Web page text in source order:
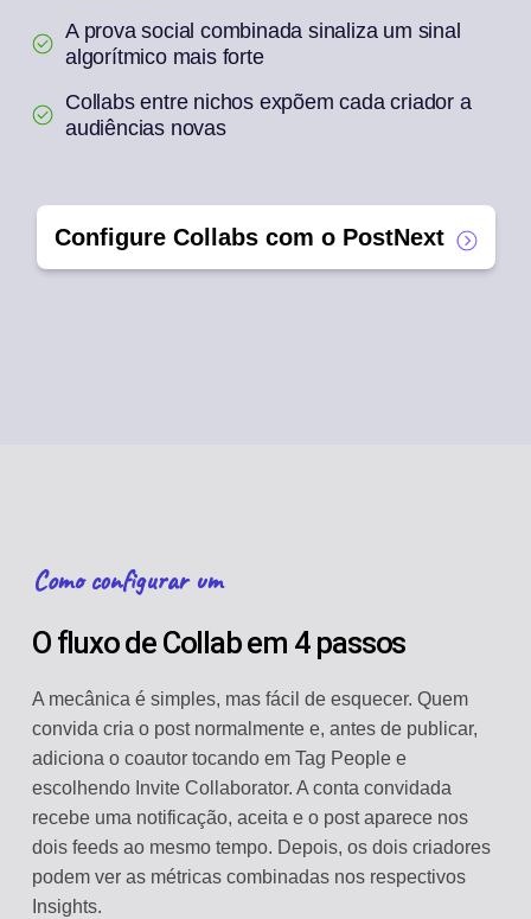
A prova social combinada sinaliza um sinal
algorítmico mais forte
Collabs entre nichos expõem cada criador a
audiências novas
Configure Collabs com o PostNext
Como configurar um
O fluxo de Collab em 4 passos
A mecânica é simples, mas fácil de esquecer. Quem
convida cria o post normalmente e, antes de publicar,
adiciona o coautor tocando em Tag People e
escolhendo Invite Collaborator. A conta convidada
recebe uma notificação, aceita e o post aparece nos
dois feeds ao mesmo tempo. Depois, os dois criadores
podem ver as métricas combinadas nos respectivos
Insights.